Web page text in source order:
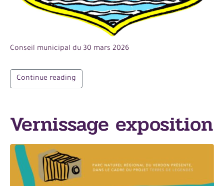
Conseil municipal du 30 mars 2026
Continue reading
Vernissage exposition